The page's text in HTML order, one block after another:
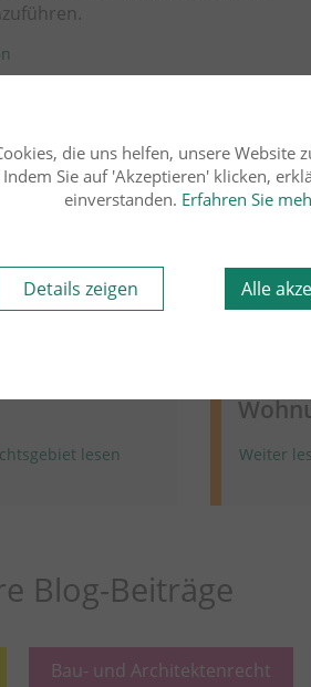
13.07.2023
lesen
Miet-
Dr. Dr.
Weiter
Blog-Beiträge
Bau- und Architektenrecht
die uns helfen, unsere Website
Sie auf 'Akzeptieren' klicken,
einverstanden. Erfahren Sie
Details zeigen Alle